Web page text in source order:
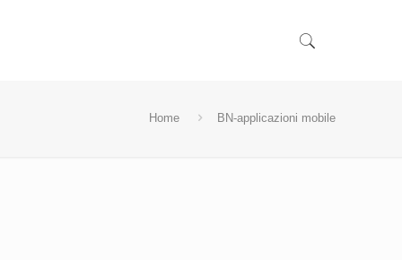
Home BN-applicazioni mobile